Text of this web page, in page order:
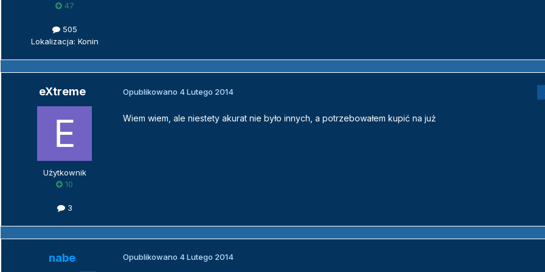
47
505
Lokalizacja: Konin
eXtreme
Użytkownik
10
3
Opublikowano 4 Lutego 2014
Wiem wiem, ale niestety akurat nie było innych, a potrzebowałem kupić na już
nabe Opublikowano 4 Lutego 2014